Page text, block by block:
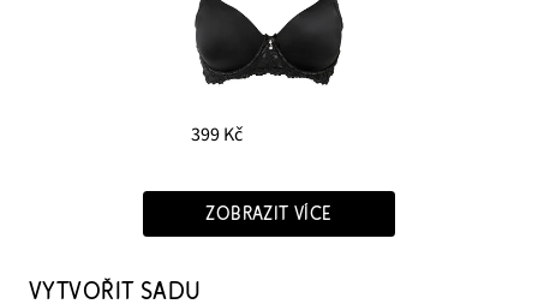
399 Kč
ZOBRAZIT VÍCE
VYTVOŘIT SADU